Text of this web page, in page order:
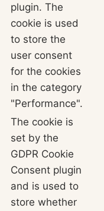
plugin. The
cookie is used
to store the
user consent
for the cookies
in the category
"Performance".
The cookie is
set by the
GDPR Cookie
Consent plugin
and is used to
store whether